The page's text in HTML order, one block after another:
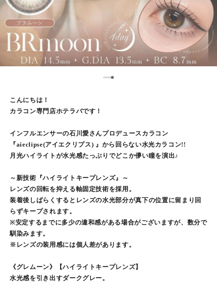
1234
こんにちは！
カラコン専門店ホテラバです！
インフルエンサーの石川愛さんプロデュースカラコン
『aieclipse(アイエクリプス) 』から回らない水光カラコン!!
月光ハイライトが水光感たっぷりでどこか儚い瞳を演出♪
～新技術『ハイライトキープレンズ』～
レンズの回転を抑える軸固定技術を採用。
装着後しばらくするとレンズの水光部分が真下の位置に留まり回
らずキープされます。
※安定するまでに多少の違和感がある場合がございますが、数分で
馴染みます。
※レンズの装用感には個人差があります。
《グレムーン》【ハイライトキープレンズ】
水光感を引き出すダークグレー。